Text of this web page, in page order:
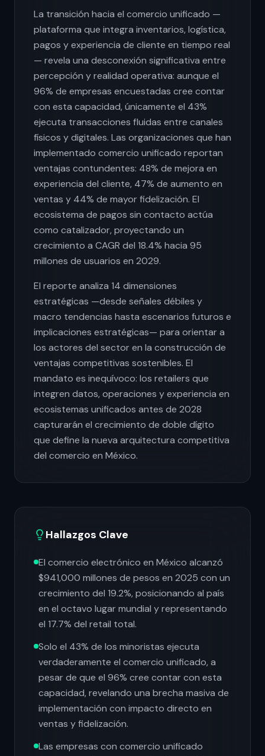
La transición hacia el comercio unificado —
plataforma que integra inventarios, logística,
pagos y experiencia de cliente en tiempo real
— revela una desconexión significativa entre
percepción y realidad operativa: aunque el
96% de empresas encuestadas cree contar
con esta capacidad, únicamente el 43%
ejecuta transacciones fluidas entre canales
físicos y digitales. Las organizaciones que han
implementado comercio unificado reportan
ventajas contundentes: 48% de mejora en
experiencia del cliente, 47% de aumento en
ventas y 44% de mayor fidelización. El
ecosistema de pagos sin contacto actúa
como catalizador, proyectando un
crecimiento a CAGR del 18.4% hacia 95
millones de usuarios en 2029.
El reporte analiza 14 dimensiones
estratégicas —desde señales débiles y
macro tendencias hasta escenarios futuros e
implicaciones estratégicas— para orientar a
los actores del sector en la construcción de
ventajas competitivas sostenibles. El
mandato es inequívoco: los retailers que
integren datos, operaciones y experiencia en
ecosistemas unificados antes de 2028
capturarán el crecimiento de doble dígito
que define la nueva arquitectura competitiva
del comercio en México.
Hallazgos Clave
El comercio electrónico en México alcanzó
$941,000 millones de pesos en 2025 con un
crecimiento del 19.2%, posicionando al país
en el octavo lugar mundial y representando
el 17.7% del retail total.
Solo el 43% de los minoristas ejecuta
verdaderamente el comercio unificado, a
pesar de que el 96% cree contar con esta
capacidad, revelando una brecha masiva de
implementación con impacto directo en
ventas y fidelización.
Las empresas con comercio unificado